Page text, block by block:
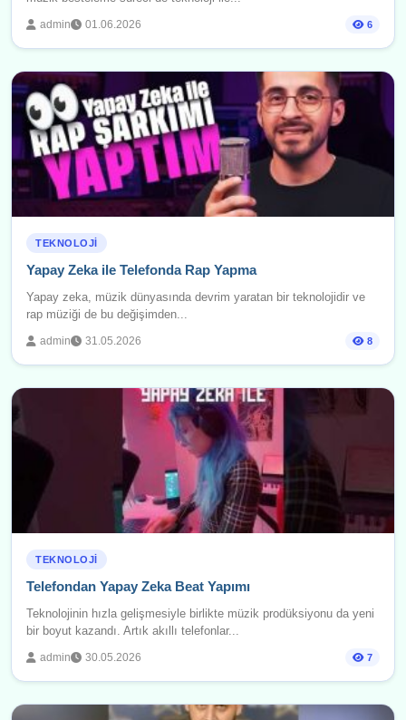
admin 01.06.2026 6
TEKNOLOJI
Yapay Zeka ile Telefonda Rap Yapma
Yapay zeka, müzik dünyasında devrim yaratan bir teknolojidir ve
rap müziği de bu değişimden...
admin 31.05.2026 8
TEKNOLOJI
Telefondan Yapay Zeka Beat Yapımı
Teknolojinin hızla gelişmesiyle birlikte müzik prodüksiyonu da yeni
bir boyut kazandı. Artık akıllı telefonlar...
admin 30.05.2026 7